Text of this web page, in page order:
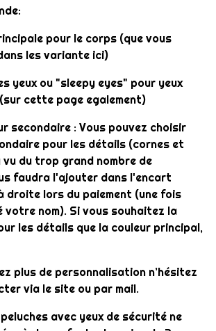
pour le corps (que vous
les variante ici)
yeux ou "sleepy eyes" pour yeux
cette page egalement)
secondaire : Vous pouvez choisir
pour les détails (cornes et
du trop grand nombre de
faudra l'ajouter dans l'encart
droite lors du paiement (une fois
nom). Si vous souhaitez la
les détails que la couleur principal,
plus de personnalisation n’hésitez
via le site ou par mail.
avec yeux de sécurité ne